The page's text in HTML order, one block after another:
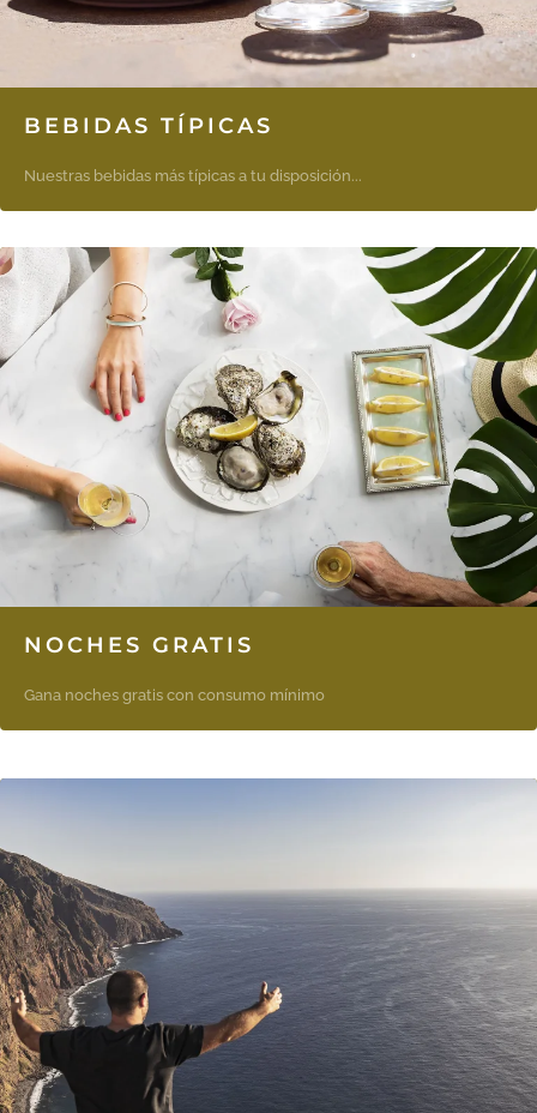
BEBIDAS TÍPICAS
Nuestras bebidas más típicas a tu disposición...
NOCHES GRATIS
Gana noches gratis con consumo mínimo